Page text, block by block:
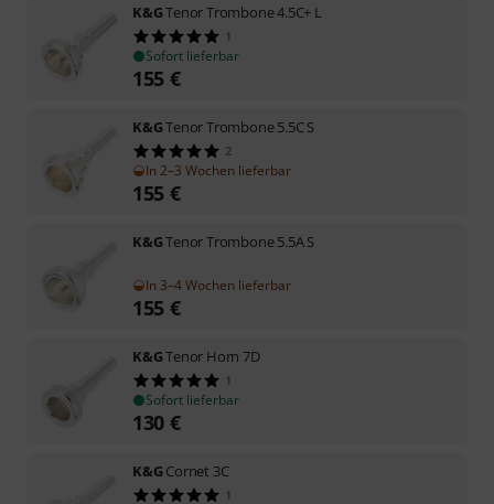
K&GTenor Trombone 4.5C+ L
1
Sofort lieferbar
155 €
K&GTenor Trombone 5.5C S
2
In 2–3 Wochen lieferbar
155 €
K&GTenor Trombone 5.5A S
In 3–4 Wochen lieferbar
155 €
K&GTenor Horn 7D
1
Sofort lieferbar
130 €
K&GCornet 3C
1